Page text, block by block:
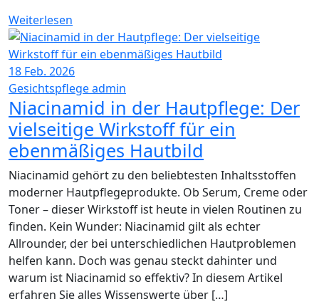
Weiterlesen
18 Feb. 2026
Gesichtspflegeadmin
Niacinamid in der Hautpflege: Der
vielseitige Wirkstoff für ein
ebenmäßiges Hautbild
Niacinamid gehört zu den beliebtesten Inhaltsstoffen
moderner Hautpflegeprodukte. Ob Serum, Creme oder
Toner – dieser Wirkstoff ist heute in vielen Routinen zu
finden. Kein Wunder: Niacinamid gilt als echter
Allrounder, der bei unterschiedlichen Hautproblemen
helfen kann. Doch was genau steckt dahinter und
warum ist Niacinamid so effektiv? In diesem Artikel
erfahren Sie alles Wissenswerte über […]